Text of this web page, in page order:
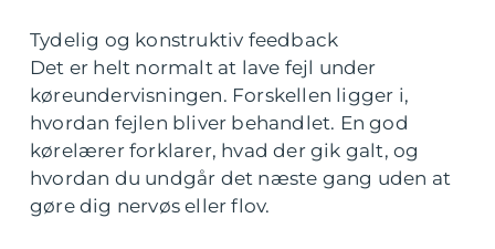
Tydelig og konstruktiv feedback
Det er helt normalt at lave fejl under
køreundervisningen. Forskellen ligger i,
hvordan fejlen bliver behandlet. En god
kørelærer forklarer, hvad der gik galt, og
hvordan du undgår det næste gang uden at
gøre dig nervøs eller flov.